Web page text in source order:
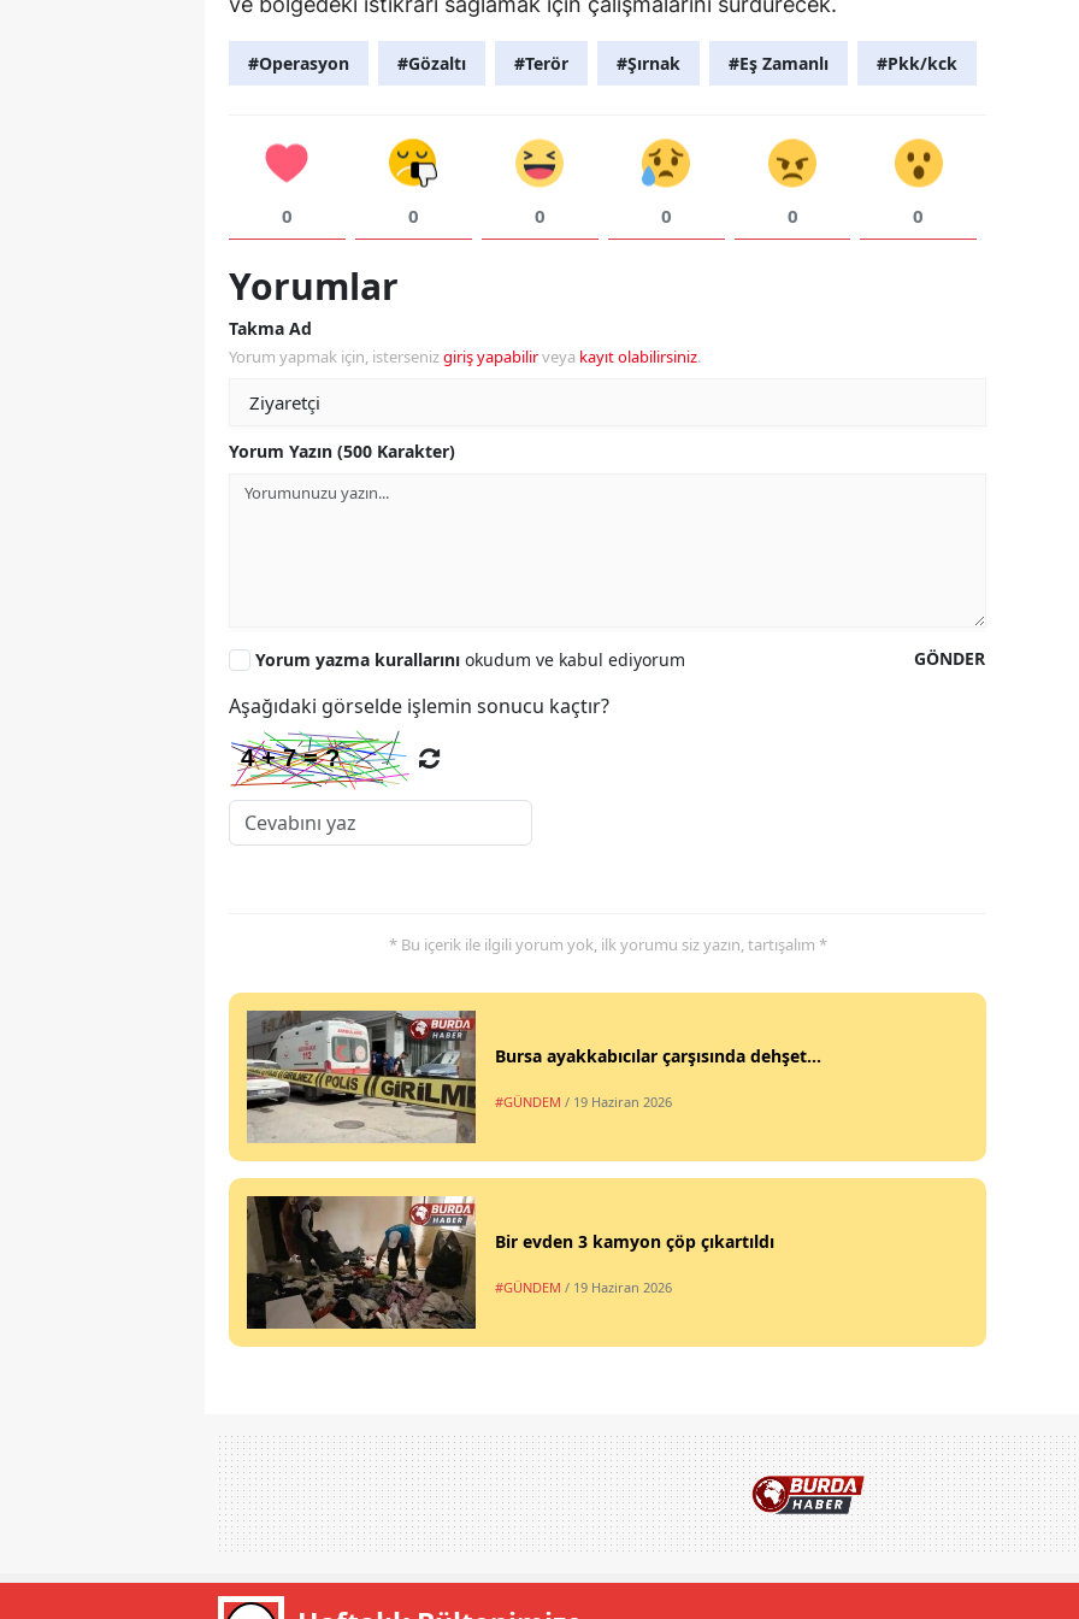
#Operasyon #Gözaltı #Terör #Şırnak #Eş Zamanlı #Pkk/kck
0 0 0 0 0 0
Yorumlar
Takma Ad
Yorum yapmak için, istersenizgiriş yapabilirveya kayıt olabilirsiniz.
Yorum Yazın (500 Karakter)
GÖNDER
Yorum yazma kurallarını okudum ve kabul ediyorum
Aşağıdaki görselde işlemin sonucu kaçtır?
* Bu içerik ile ilgili yorum yok, ilk yorumu siz yazın, tartışalım *
Bursa ayakkabıcılar çarşısında dehşet...
#GÜNDEM / 19 Haziran 2026
Bir evden 3 kamyon çöp çıkartıldı
#GÜNDEM / 19 Haziran 2026